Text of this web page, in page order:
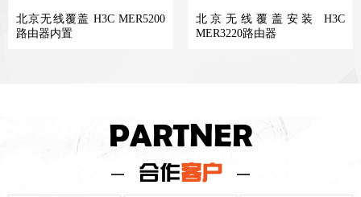
北京无线覆盖 H3C MER5200
路由器内置
北京无线覆盖安装 H3C
MER3220路由器
PARTNER
合作客户